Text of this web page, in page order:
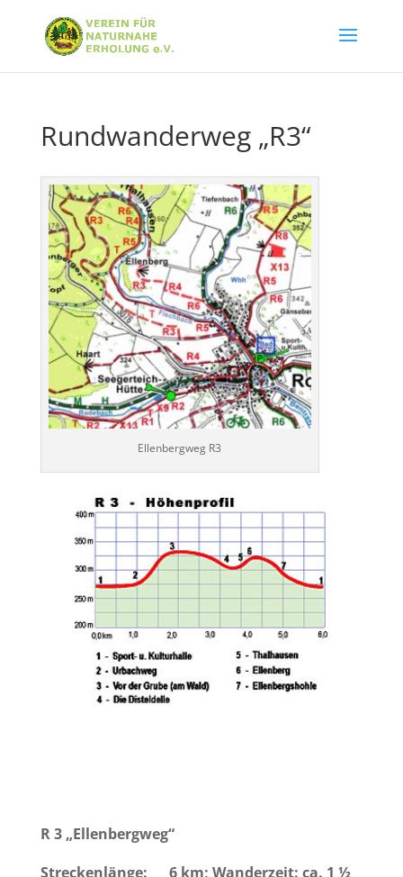
Rundwanderweg „R3“
Ellenbergweg R3
R 3 „Ellenbergweg“
Streckenlänge: 6 km; Wanderzeit: ca. 1 ½